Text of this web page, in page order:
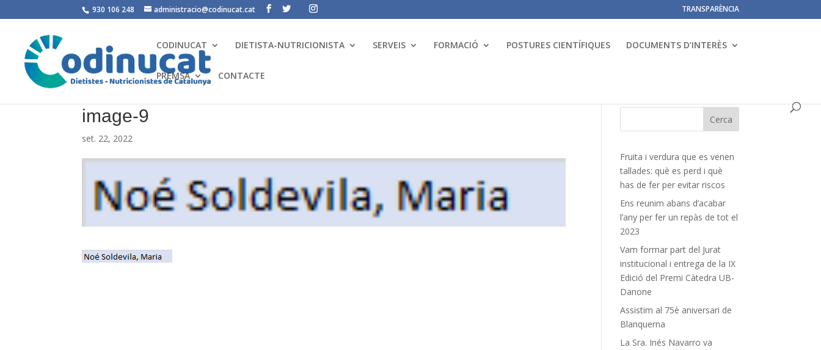
930 106 248 administracio@codinucat.cat TRANSPARÈNCIA
CODINUCAT DIETISTA-NUTRICIONISTA SERVEIS FORMACIÓ POSTURES CIENTÍFIQUES DOCUMENTS D’INTERÈS
PREMSA CONTACTE
image-9
set. 22, 2022
Fruita i verdura que es venen
tallades: què es perd i què
has de fer per evitar riscos
Ens reunim abans d’acabar
l’any per fer un repàs de tot el
2023
Vam formar part del Jurat
institucional i entrega de la IX
Edició del Premi Càtedra UB-
Danone
Assistim al 75è aniversari de
Blanquerna
La Sra. Inés Navarro va